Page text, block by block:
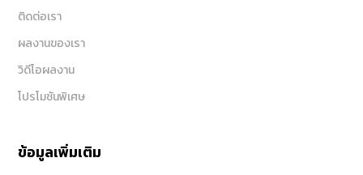
ติดต่อเรา
ผลงานของเรา
วิดีโอผลงาน
โปรโมชันพิเศษ
ข้อมูลเพิ่มเติม